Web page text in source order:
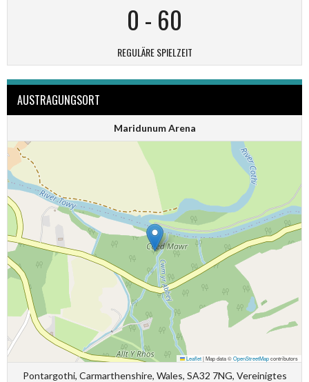
0 - 60
REGULÄRE SPIELZEIT
AUSTRAGUNGSORT
Maridunum Arena
Leaflet|Map data ©OpenStreetMapcontributors
Pontargothi, Carmarthenshire, Wales, SA32 7NG, Vereinigtes